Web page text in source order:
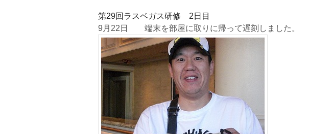
第29回ラスベガス研修 2日目
9月22日 端末を部屋に取りに帰って遅刻しました。